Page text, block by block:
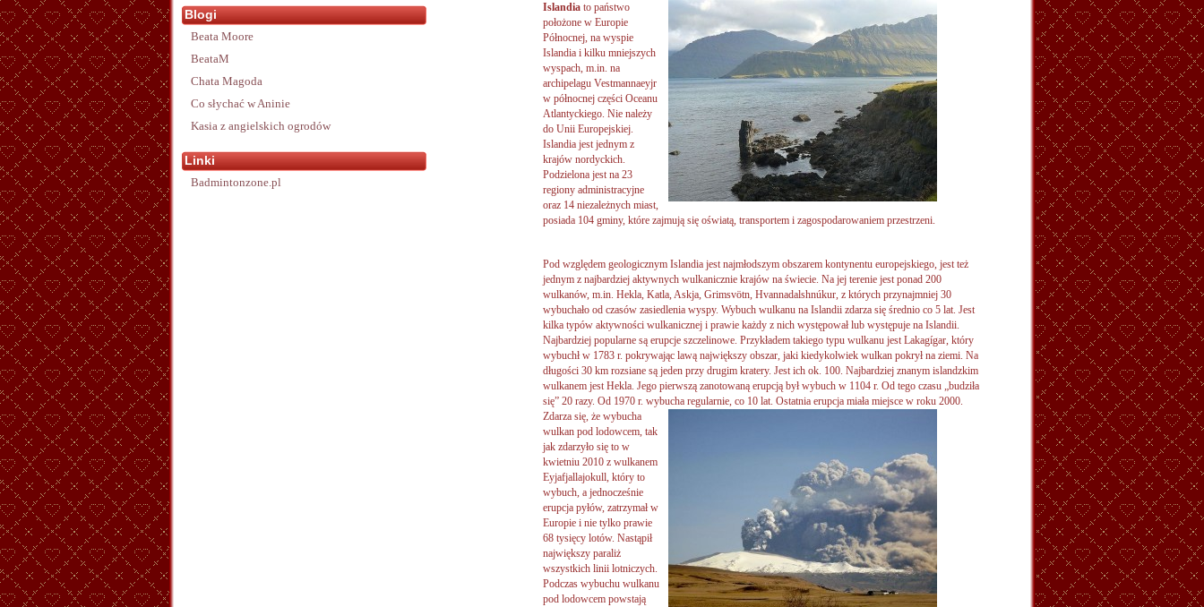
Islandia to państwo
położone w Europie
Północnej, na wyspie
Islandia i kilku mniejszych
wyspach, m.in. na
archipelagu Vestmannaeyjr
w północnej części Oceanu
Atlantyckiego. Nie należy
do Unii Europejskiej.
Islandia jest jednym z
krajów nordyckich.
Podzielona jest na 23
regiony administracyjne
oraz 14 niezależnych miast,
posiada 104 gminy, które zajmują się oświatą, transportem i zagospodarowaniem przestrzeni.
Pod względem geologicznym Islandia jest najmłodszym obszarem kontynentu europejskiego, jest też
jednym z najbardziej aktywnych wulkanicznie krajów na świecie. Na jej terenie jest ponad 200
wulkanów, m.in. Hekla, Katla, Askja, Grimsvötn, Hvannadalshnúkur, z których przynajmniej 30
wybuchało od czasów zasiedlenia wyspy. Wybuch wulkanu na Islandii zdarza się średnio co 5 lat. Jest
kilka typów aktywności wulkanicznej i prawie każdy z nich występował lub występuje na Islandii.
Najbardziej popularne są erupcje szczelinowe. Przykładem takiego typu wulkanu jest Lakagígar, który
wybuchł w 1783 r. pokrywając lawą największy obszar, jaki kiedykolwiek wulkan pokrył na ziemi. Na
długości 30 km rozsiane są jeden przy drugim kratery. Jest ich ok. 100. Najbardziej znanym islandzkim
wulkanem jest Hekla. Jego pierwszą zanotowaną erupcją był wybuch w 1104 r. Od tego czasu „budziła
się” 20 razy. Od 1970 r. wybucha regularnie, co 10 lat. Ostatnia erupcja miała miejsce w roku 2000.
Zdarza się, że wybucha
wulkan pod lodowcem, tak
jak zdarzyło się to w
kwietniu 2010 z wulkanem
Eyjafjallajokull, który to
wybuch, a jednocześnie
erupcja pyłów, zatrzymał w
Europie i nie tylko prawie
68 tysięcy lotów. Nastąpił
największy paraliż
wszystkich linii lotniczych.
Podczas wybuchu wulkanu
pod lodowcem powstają
Blogi
Beata Moore
BeataM
Chata Magoda
Co słychać w Aninie
Kasia z angielskich ogrodów
Linki
Badmintonzone.pl